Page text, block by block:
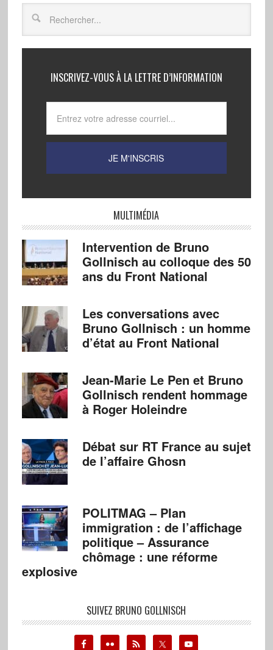
INSCRIVEZ-VOUS À LA LETTRE D’INFORMATION
MULTIMÉDIA
Intervention de Bruno
Gollnisch au colloque des 50
ans du Front National
Les conversations avec
Bruno Gollnisch : un homme
d’état au Front National
Jean-Marie Le Pen et Bruno
Gollnisch rendent hommage
à Roger Holeindre
Débat sur RT France au sujet
de l’affaire Ghosn
POLITMAG – Plan
immigration : de l’affichage
politique – Assurance
chômage : une réforme
explosive
SUIVEZ BRUNO GOLLNISCH